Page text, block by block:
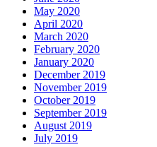
May 2020
April 2020
March 2020
February 2020
January 2020
December 2019
November 2019
October 2019
September 2019
August 2019
July 2019